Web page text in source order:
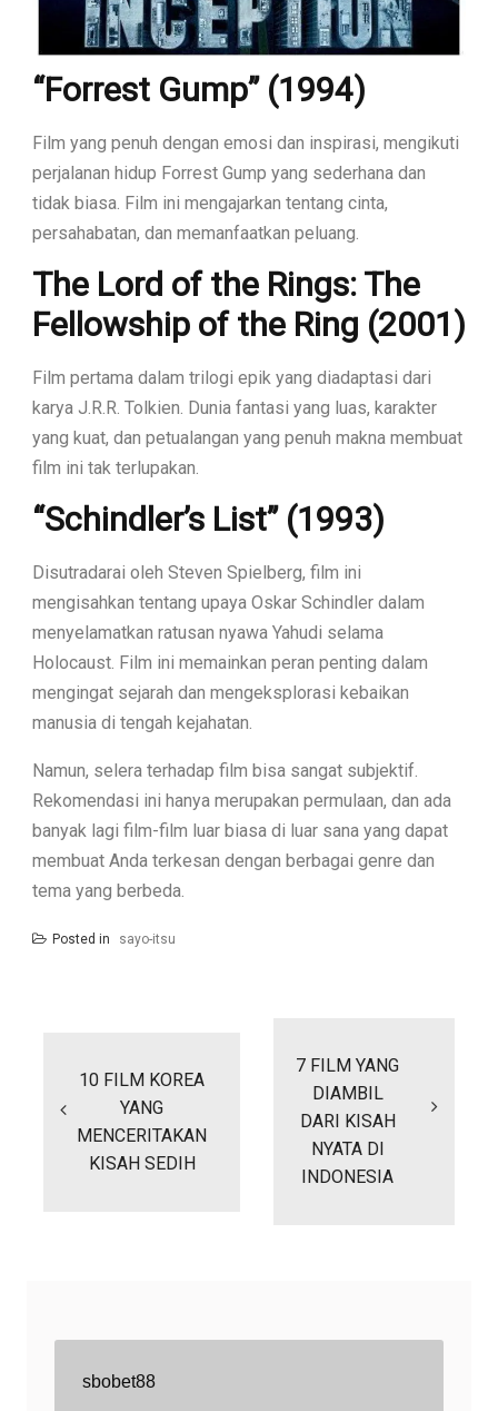
“Forrest Gump” (1994)
Film yang penuh dengan emosi dan inspirasi, mengikuti
perjalanan hidup Forrest Gump yang sederhana dan
tidak biasa. Film ini mengajarkan tentang cinta,
persahabatan, dan memanfaatkan peluang.
The Lord of the Rings: The
Fellowship of the Ring (2001)
Film pertama dalam trilogi epik yang diadaptasi dari
karya J.R.R. Tolkien. Dunia fantasi yang luas, karakter
yang kuat, dan petualangan yang penuh makna membuat
film ini tak terlupakan.
“Schindler’s List” (1993)
Disutradarai oleh Steven Spielberg, film ini
mengisahkan tentang upaya Oskar Schindler dalam
menyelamatkan ratusan nyawa Yahudi selama
Holocaust. Film ini memainkan peran penting dalam
mengingat sejarah dan mengeksplorasi kebaikan
manusia di tengah kejahatan.
Namun, selera terhadap film bisa sangat subjektif.
Rekomendasi ini hanya merupakan permulaan, dan ada
banyak lagi film-film luar biasa di luar sana yang dapat
membuat Anda terkesan dengan berbagai genre dan
tema yang berbeda.
Posted in sayo-itsu
10 FILM KOREA
YANG
MENCERITAKAN
KISAH SEDIH
7 FILM YANG
DIAMBIL
DARI KISAH
NYATA DI
INDONESIA
sbobet88